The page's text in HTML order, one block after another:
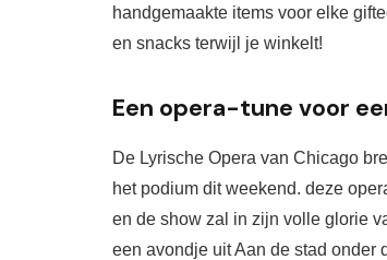
handgemaakte items voor elke gifte
en snacks terwijl je winkelt!
Een opera-tune voor
De Lyrische Opera van Chicago
het podium dit weekend. deze
en de show zal in zijn volle glorie
een avondje uitAan de stad onder